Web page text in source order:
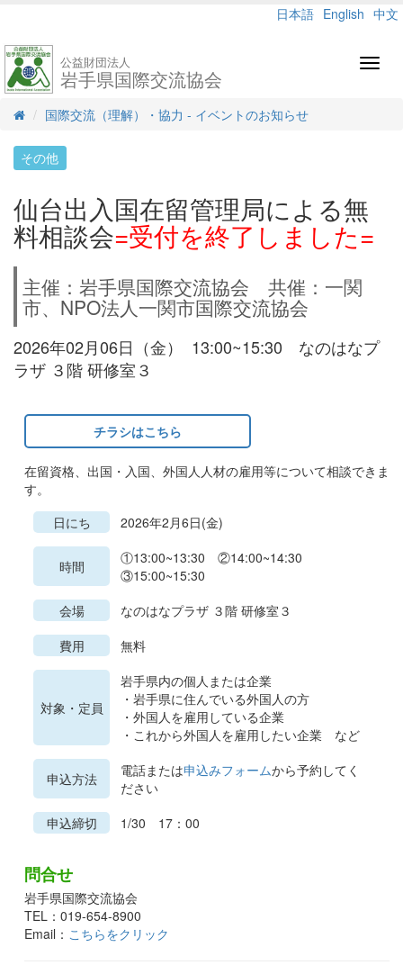
日本語 English 中文
公益財団法人
岩手県国際交流協会
国際交流（理解）・協力 - イベントのお知らせ
その他
仙台出入国在留管理局による無
料相談会=受付を終了しました=
主催：岩手県国際交流協会 共催：一関
市、NPO法人一関市国際交流協会
2026年02月06日（金） 13:00~15:30 なのはなプ
ラザ ３階 研修室３
チラシはこちら
在留資格、出国・入国、外国人人材の雇用等について相談できま
す。
日にち
2026年2月6日(金)
時間
①13:00~13:30 ②14:00~14:30
③15:00~15:30
会場
なのはなプラザ ３階 研修室３
費用
無料
対象・定員
岩手県内の個人または企業
・岩手県に住んでいる外国人の方
・外国人を雇用している企業
・これから外国人を雇用したい企業 など
申込方法 電話または申込みフォームから予約してく
ださい
申込締切
1/30 17：00
問合せ
岩手県国際交流協会
TEL：019-654-8900
Email： こちらをクリック